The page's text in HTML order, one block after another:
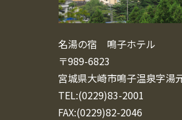
名湯の宿 鳴子ホテル
〒989-6823
宮城県大崎市鳴子温泉字湯
TEL:(0229)83-2001
FAX:(0229)82-2046